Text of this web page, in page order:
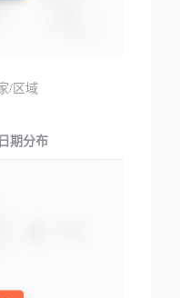
/区域
期分布